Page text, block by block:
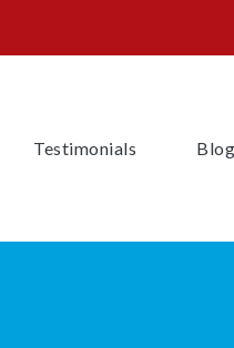
Testimonials (current)Blog